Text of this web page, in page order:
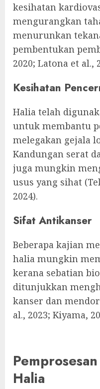
kesihatan
mengurangkan
menurunkan
pembentukan
2020; Latona et al.,
Kesihatan
Halia telah
untuk membantu
melegakan gejala
Kandungan serat
juga mungkin
usus yang sihat
2024).
Sifat Antikanser
Beberapa kajian
halia mungkin
kerana sebatian
ditunjukkan
kanser dan
al., 2023; Kiyama,
Halia